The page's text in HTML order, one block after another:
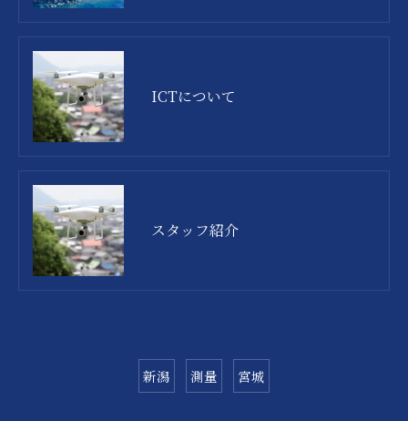
ICTについて
スタッフ紹介
新潟 測量 宮城